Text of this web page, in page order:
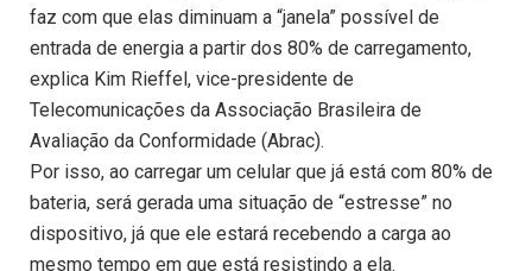
faz com que elas diminuam a “janela” possível de
entrada de energia a partir dos 80% de carregamento,
explica Kim Rieffel, vice-presidente de
Telecomunicações da Associação Brasileira de
Avaliação da Conformidade (Abrac).
Por isso, ao carregar um celular que já está com 80% de
bateria, será gerada uma situação de “estresse” no
dispositivo, já que ele estará recebendo a carga ao
mesmo tempo em que está resistindo a ela.